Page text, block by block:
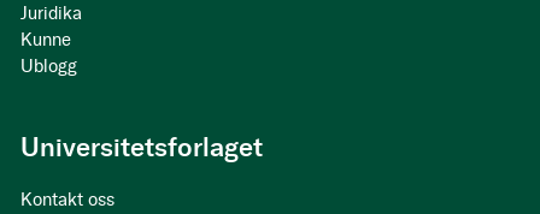
Juridika
Kunne
Ublogg
Universitetsforlaget
Kontakt oss